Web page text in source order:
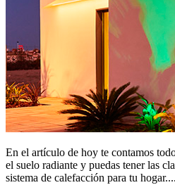
En el artículo de hoy te contamos
el suelo radiante y puedas tener las
sistema de calefacción para tu hogar....